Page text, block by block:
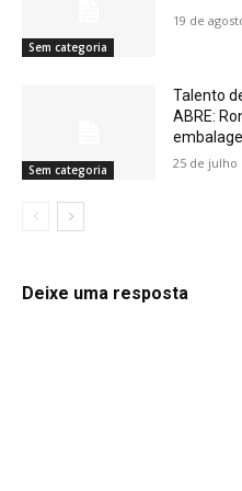
Sem categoria
19 de
Sem categoria
Talento
ABRE:
25 de julho
Deixe uma resposta